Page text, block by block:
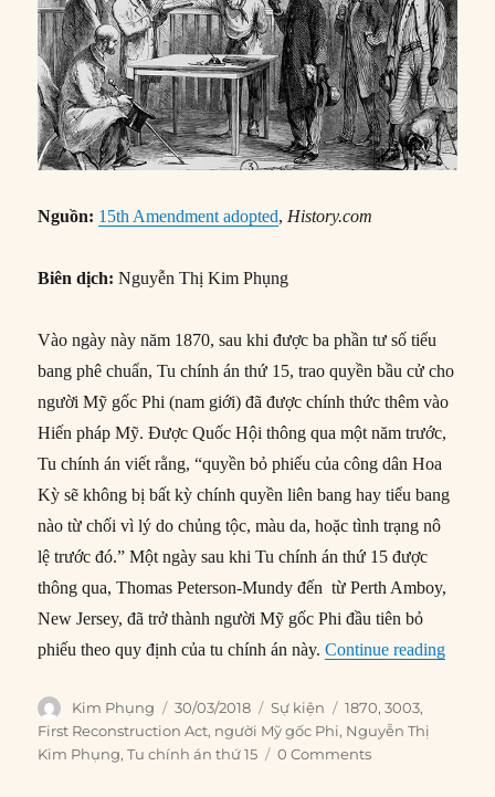
Nguồn: 15th Amendment adopted, History.com
Biên dịch: Nguyễn Thị Kim Phụng
Vào ngày này năm 1870, sau khi được ba phần tư số tiểu
bang phê chuẩn, Tu chính án thứ 15, trao quyền bầu cử cho
người Mỹ gốc Phi (nam giới) đã được chính thức thêm vào
Hiến pháp Mỹ. Được Quốc Hội thông qua một năm trước,
Tu chính án viết rằng, “quyền bỏ phiếu của công dân Hoa
Kỳ sẽ không bị bất kỳ chính quyền liên bang hay tiểu bang
nào từ chối vì lý do chủng tộc, màu da, hoặc tình trạng nô
lệ trước đó.” Một ngày sau khi Tu chính án thứ 15 được
thông qua, Thomas Peterson-Mundy đến từ Perth Amboy,
New Jersey, đã trở thành người Mỹ gốc Phi đầu tiên bỏ
phiếu theo quy định của tu chính án này.Continue reading“30/
Author
Kim Phụng
Posted
on
30/03/2018 Categories
Sự kiện Tags
1870,3003,
First Reconstruction Act, người Mỹ gốc Phi, Nguyễn Thị
Kim Phụng,Tu chính án thứ 15 0 Comments